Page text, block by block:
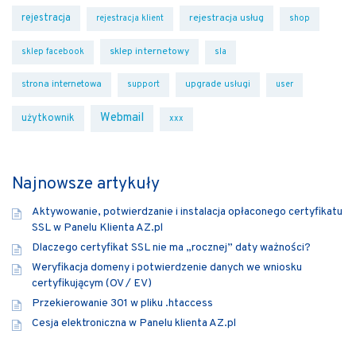
rejestracja rejestracja klient rejestracja usług shop
sklep facebook sklep internetowy sla
strona internetowa support upgrade usługi user
użytkownik Webmail xxx
Najnowsze artykuły
Aktywowanie, potwierdzanie i instalacja opłaconego certyfikatu
SSL w Panelu Klienta AZ.pl
Dlaczego certyfikat SSL nie ma „rocznej” daty ważności?
Weryfikacja domeny i potwierdzenie danych we wniosku
certyfikującym (OV / EV)
Przekierowanie 301 w pliku .htaccess
Cesja elektroniczna w Panelu klienta AZ.pl